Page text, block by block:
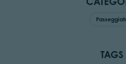
TAGS